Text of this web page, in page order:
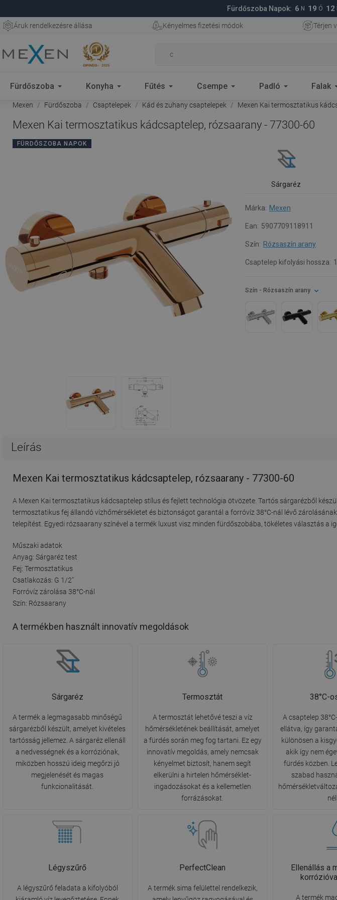
Fürdőszoba Napok: 6 N 19 Ó 12
Áruk rendelkezésre állása Kényelmes fizetési módok Térjen
Fürdőszoba Konyha Fűtés Csempe Padló Falak
Mexen Fürdőszoba Csaptelepek Kád és zuhany csaptelepek Mexen Kai termosztatikus
Mexen Kai termosztatikus kádcsaptelep, rózsaarany - 77300-60
FÜRDŐSZOBA NAPOK
Sárgaréz
Márka: Mexen
Ean: 5907709118911
Szín: Rózsaszín arany
Csaptelep kifolyási hossza:
Szín - Rózsaszín arany
Leírás
Mexen Kai termosztatikus kádcsaptelep, rózsaarany - 77300-60
A Mexen Kai termosztatikus kádcsaptelep stílus és fejlett technológia ötvözete. Tartós sárgarézből
termosztatikus fej állandó vízhőmérsékletet és biztonságot garantál a forróvíz 38°C-nál lévő
telepítést. Egyedi rózsaarany színével a termék luxust visz minden fürdőszobába, tökéletes választás a
Műszaki adatok
Anyag: Sárgaréz test
Fej: Termosztatikus
Csatlakozás: G 1/2"
Forróvíz zárolása 38°C-nál
Szín: Rózsaarany
A termékben használt innovatív megoldások
Sárgaréz
A termék a legmagasabb minőségű
sárgarézből készült, amelyet kivételes
tartósság jellemez. A sárgaréz ellenáll
a nedvességnek és a korróziónak,
miközben hosszú ideig megőrzi jó
megjelenését és magas
funkcionalitását.
Termosztát
A termosztát lehetővé teszi a víz
hőmérsékletének beállítását, amelyet
a fürdés során meg fog tartani. Ez egy
innovatív megoldás, amely nemcsak
kényelmet biztosít, hanem segít
elkerülni a hirtelen hőmérséklet-
ingadozásokat és a kellemetlen
forrázásokat.
38°C-
A csaptelep
ellátva, így
különösen a
akik így nem
fürdés közben.
szabad
Légyszűrő
A légyszűrő feladata a kifolyóból
PerfectClean
A termék sima felülettel rendelkezik,
Ellenállás a
A termék